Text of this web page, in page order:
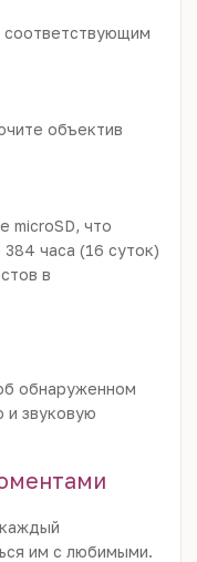
соответствующим
объектив
microSD, что
384 часа (16 суток)
в
обнаруженном
и звуковую
им с любимыми.